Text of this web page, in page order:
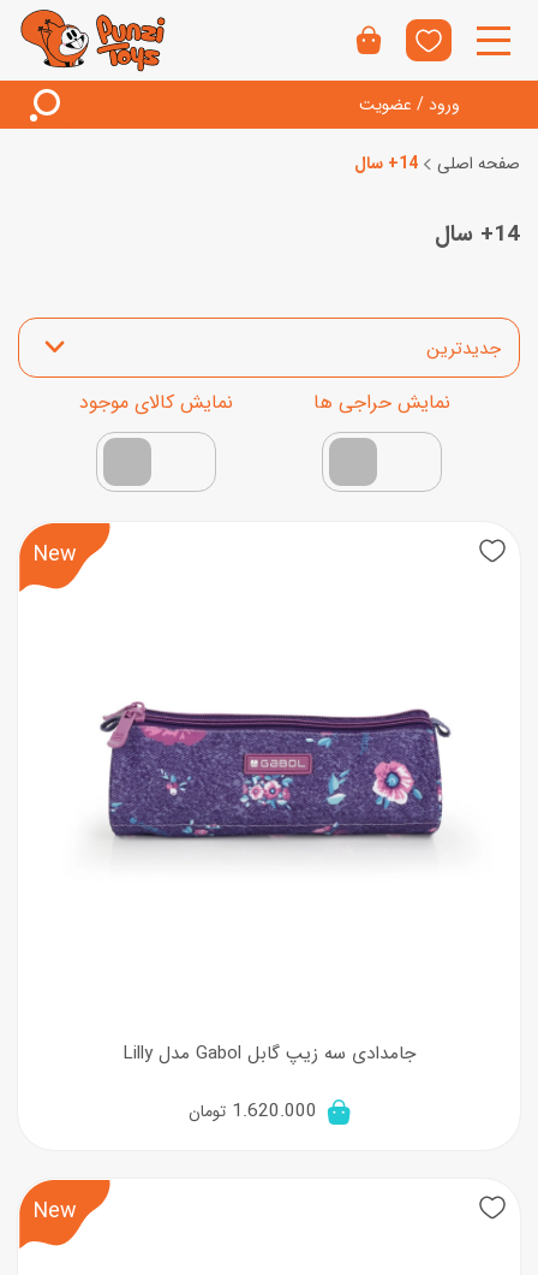
ورود / عضویت
صفحه اصلی 14+ سال
14+ سال
مرتب‌سازی محصولات
New
جامدادی سه زیپ گابل Gabol مدل Lilly
1.620.000 تومان
New